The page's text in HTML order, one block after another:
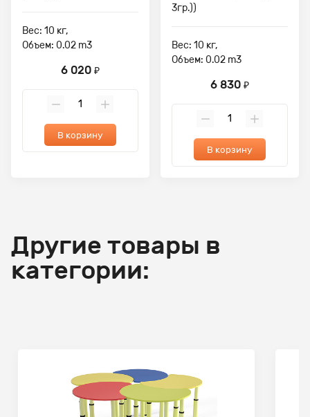
Вес: 10 кг,
Объем: 0.02 m3
6 020 ₽
В корзину
3гр.))
Вес: 10 кг,
Объем: 0.02 m3
6 830 ₽
В корзину
Другие товары в
категории: